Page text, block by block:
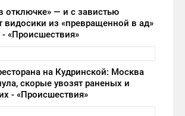
отключке» — и с завистью
видосики из «превращенной в ад»
«Происшествия»
на Кудринской: Москва
скорые увозят раненых и
- «Происшествия»